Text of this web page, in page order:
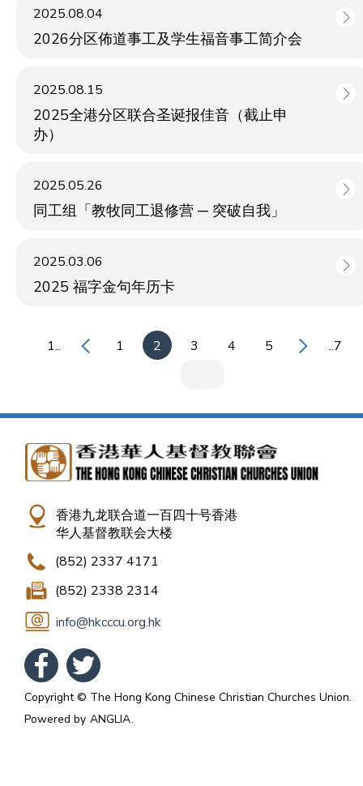
2025.08.04
2026分区佈道事工及学生福音事工简介会
2025.08.15
2025全港分区联合圣诞报佳音（截止申
办）
2025.05.26
同工组「教牧同工退修营 ─ 突破自我」
2025.03.06
2025 福字金句年历卡
1.. 1 2 3 4 5 ..7
香港九龙联合道一百四十号香港
华人基督教联会大楼
(852) 2337 4171
(852) 2338 2314
info@hkcccu.org.hk
Copyright © The Hong Kong Chinese Christian Churches Union.
Powered by ANGLIA.